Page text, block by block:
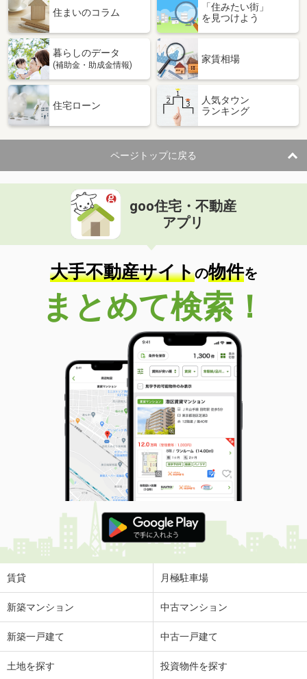
住まいのコラム
「住みたい街」
を見つけよう
暮らしのデータ
(補助金・助成金情報)
家賃相場
住宅ローン
人気タウン
ランキング
ページトップに戻る
goo住宅・不動産
アプリ
大手不動産サイトの物件を
まとめて検索！
賃貸 月極駐車場
新築マンション 中古マンション
新築一戸建て 中古一戸建て
土地を探す 投資物件を探す